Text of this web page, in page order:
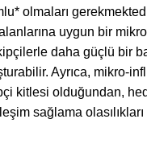
olmaları
uygun bir
daha güçlü bir
Ayrıca, mikro-
kitlesi olduğundan,
sağlama olasılıkları